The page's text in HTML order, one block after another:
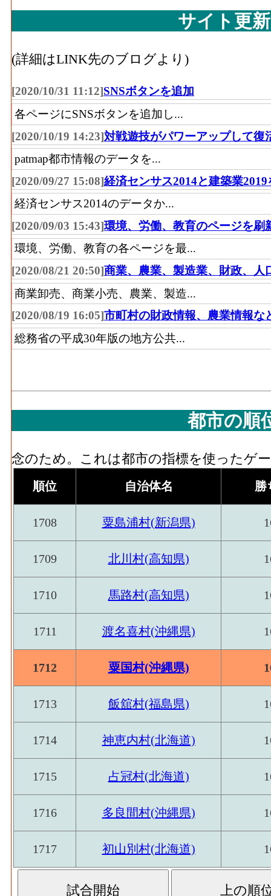
サイト更
(詳細はLINK先のブログより)
[2020/10/31 11:12]SNSボタンを追加
各ページにSNSボタンを追加し...
[2020/10/19 14:23]対戦遊技がパワーアップして復
patmap都市情報のデータを...
[2020/09/27 15:08]経済センサス2014と建築業2019
経済センサス2014のデータか...
[2020/09/03 15:43]環境、労働、教育のページを刷
環境、労働、教育の各ページを最...
[2020/08/21 20:50]商業、農業、製造業、財政、人
商業卸売、商業小売、農業、製造...
[2020/08/19 16:05]市町村の財政情報、農業情報な
総務省の平成30年版の地方公共...
都市の順
念のため。これは都市の指標を使ったゲ
順位 自治体名 勝
1708 粟島浦村(新潟県)
1709 北川村(高知県)
1710 馬路村(高知県)
1711 渡名喜村(沖縄県)
1712 粟国村(沖縄県)
1713 飯舘村(福島県)
1714 神恵内村(北海道)
1715 占冠村(北海道)
1716 多良間村(沖縄県)
1717 初山別村(北海道)